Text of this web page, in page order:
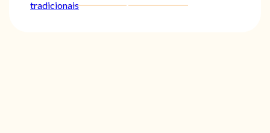
tradicionais